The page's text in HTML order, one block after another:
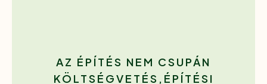
AZ ÉPÍTÉS NEM CSUPÁN
KÖLTSÉGVETÉS,ÉPÍTÉSI